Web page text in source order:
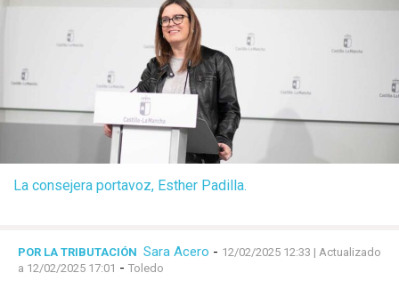
La consejera portavoz, Esther Padilla.
POR LA TRIBUTACIÓN Sara Acero - 12/02/2025 12:33 | Actualizado
a 12/02/2025 17:01 - Toledo